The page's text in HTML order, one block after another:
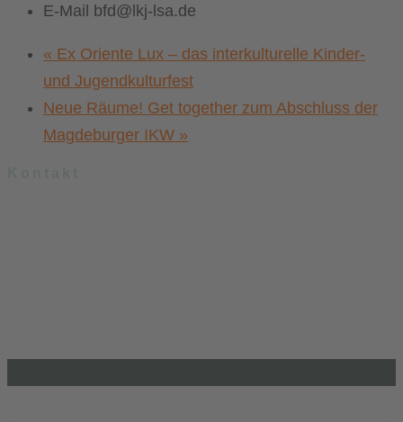
E-Mail bfd@lkj-lsa.de
« Ex Oriente Lux – das interkulturelle Kinder-
und Jugendkulturfest
Neue Räume! Get together zum Abschluss der
Magdeburger IKW »